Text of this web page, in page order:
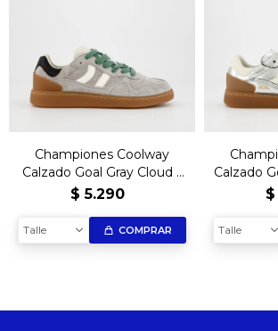
Championes Coolway
Calzado Goal Gray Cloud –
Moda y comodidad
$ 5.290
Talle COMPRAR
Calzado
$
Talle